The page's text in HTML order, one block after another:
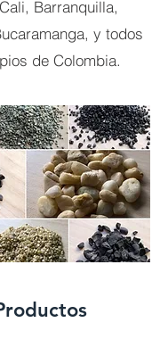
Barranquilla,
y todos
de Colombia.